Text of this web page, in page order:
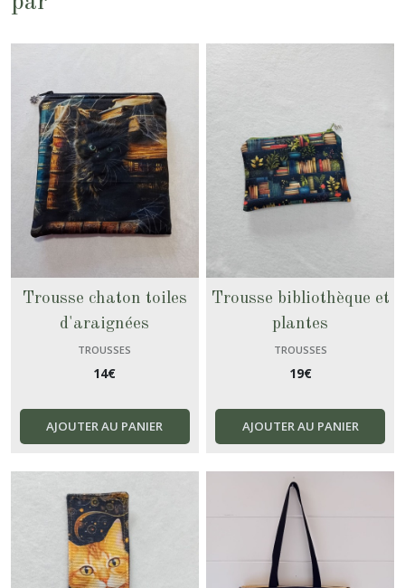
Trousse chaton toiles
d'araignées
TROUSSES
14€
AJOUTER AU PANIER
Trousse bibliothèque et
plantes
TROUSSES
19€
AJOUTER AU PANIER